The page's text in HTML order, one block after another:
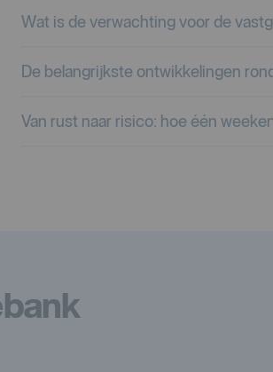
Wat is de verwachting voor de
De belangrijkste ontwikkelingen
Van rust naar risico: hoe één